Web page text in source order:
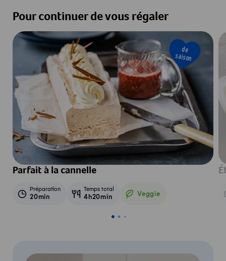
Pour continuer de vous régaler
de
saison
Parfait à la cannelle
Préparation
20min
Temps total
4h20min Veggie
Veggie